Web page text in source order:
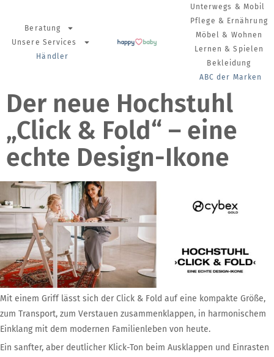
Beratung
Unsere Services
Händler
Unterwegs & Mobil
Pflege & Ernährung
Möbel & Wohnen
Lernen & Spielen
Bekleidung
ABC der Marken
Der neue Hochstuhl
„Click & Fold“ – eine
echte Design-Ikone
Mit einem Griff lässt sich der Click & Fold auf eine kompakte Größe,
zum Transport, zum Verstauen zusammenklappen, in harmonischem
Einklang mit dem modernen Familienleben von heute.
Ein sanfter, aber deutlicher Klick-Ton beim Ausklappen und Einrasten